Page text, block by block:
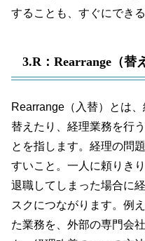
することも、すぐにでき
3.R：Rearrange（替
Rearrange（入替）とは
替えたり、経理業務を行
とを指します。経理の問
すいこと。一人に頼りき
退職してしまった場合に
スクにつながります。例
た業務を、外部の専門会